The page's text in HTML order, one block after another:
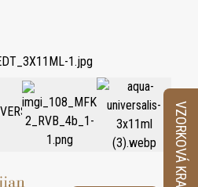
VZORKOVÁ KRABIČKA